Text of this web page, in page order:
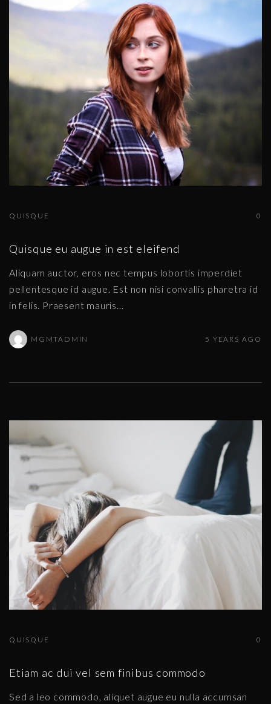
0
QUISQUE
Quisque eu augue in est eleifend
Aliquam auctor, eros nec tempus lobortis imperdiet
pellentesque id augue. Est non nisi convallis pharetra id
in felis. Praesent mauris…
MGMTADMIN 5 YEARS AGO
0
QUISQUE
Etiam ac dui vel sem finibus commodo
Sed a leo commodo, aliquet augue eu nulla accumsan